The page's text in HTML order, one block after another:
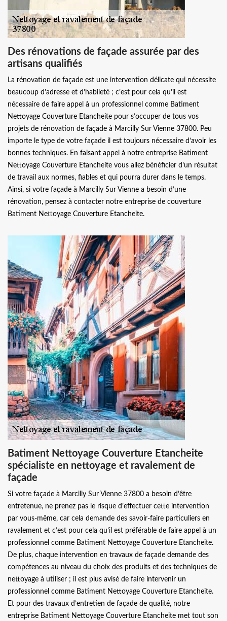
Des rénovations de façade assurée par des
artisans qualifiés
La rénovation de façade est une intervention délicate qui nécessite
beaucoup d’adresse et d’habileté ; c’est pour cela qu’il est
nécessaire de faire appel à un professionnel comme Batiment
Nettoyage Couverture Etancheite pour s’occuper de tous vos
projets de rénovation de façade à Marcilly Sur Vienne 37800. Peu
importe le type de votre façade il est toujours nécessaire d’avoir les
bonnes techniques. En faisant appel à notre entreprise Batiment
Nettoyage Couverture Etancheite vous allez bénéficier d’un résultat
de travail aux normes, fiables et qui pourra durer dans le temps.
Ainsi, si votre façade à Marcilly Sur Vienne a besoin d’une
rénovation, pensez à contacter notre entreprise de couverture
Batiment Nettoyage Couverture Etancheite.
Batiment Nettoyage Couverture Etancheite
spécialiste en nettoyage et ravalement de
façade
Si votre façade à Marcilly Sur Vienne 37800 a besoin d’être
entretenue, ne prenez pas le risque d’effectuer cette intervention
par vous-même, car cela demande des savoir-faire particuliers en
ravalement et c’est pour cela qu’il est préférable de faire appel à un
professionnel comme Batiment Nettoyage Couverture Etancheite.
De plus, chaque intervention en travaux de façade demande des
compétences au niveau du choix des produits et des techniques de
nettoyage à utiliser ; il est plus avisé de faire intervenir un
professionnel comme Batiment Nettoyage Couverture Etancheite.
Et pour des travaux d’entretien de façade de qualité, notre
entreprise Batiment Nettoyage Couverture Etancheite met tout son